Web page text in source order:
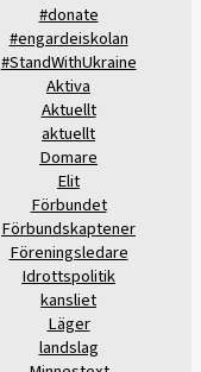
#donate
#engardeiskolan
#StandWithUkraine
Aktiva
Aktuellt
aktuellt
Domare
Elit
Förbundet
Förbundskaptener
Föreningsledare
Idrottspolitik
kansliet
Läger
landslag